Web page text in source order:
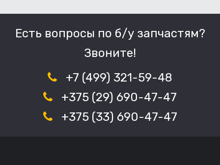
Есть вопросы по б/у запчастям?
Звоните!
+7 (499) 321-59-48
+375 (29) 690-47-47
+375 (33) 690-47-47